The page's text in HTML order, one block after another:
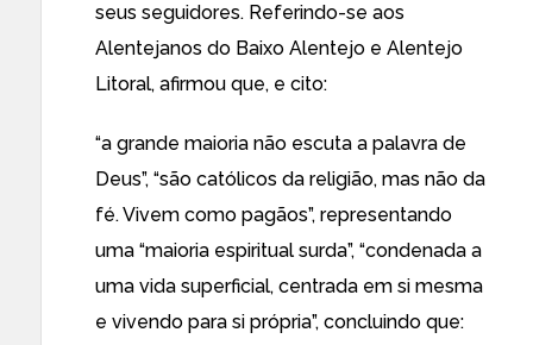
seus seguidores. Referindo-se aos
Alentejanos do Baixo Alentejo e Alentejo
Litoral, afirmou que, e cito:
“a grande maioria não escuta a palavra de
Deus”, “são católicos da religião, mas não da
fé. Vivem como pagãos”, representando
uma “maioria espiritual surda”, “condenada a
uma vida superficial, centrada em si mesma
e vivendo para si própria”, concluindo que: